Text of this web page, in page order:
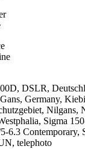
DSLR,
Germany,
Nilgans,
Sigma
Contemporary,
telephoto